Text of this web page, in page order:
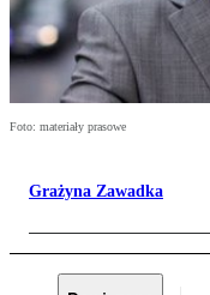
Foto: materiały prasowe
Grażyna Zawadka